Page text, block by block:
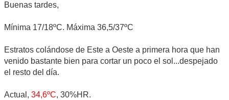
Buenas tardes,
Mínima 17/18ºC. Máxima 36,5/37ºC
Estratos colándose de Este a Oeste a primera hora que han
venido bastante bien para cortar un poco el sol...despejado
el resto del día.
Actual, 34,6ºC, 30%HR.